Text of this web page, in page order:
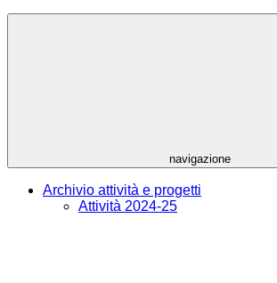
navigazione
Archivio attività e progetti
Attività 2024-25